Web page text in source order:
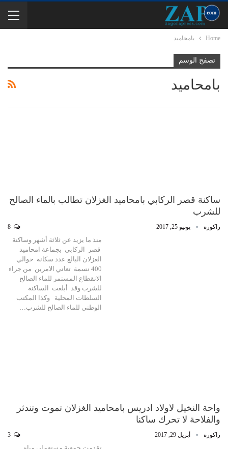
Home بامحاميد
تصفح الوسم
بامحاميد
ساكنة قصر الركابي بامحاميد الغزلان تطالب بالماء الصالح
للشرب
زاكورة يونيو 25, 2017
منذ ما يزيد عن ثلاثة أشهر وساكنة
قصر الركابي بجماعة امحاميد
الغزلان البالغ عدد سكانه حوالي
400 نسمة تعاني الامرين من جراء
الانقطاع المستمر للماء الصالح
للشرب وقد أبلغت الساكنة
السلطات المحلية وكذا المكتب
الوطني للماء الصالح للشرب…
واحة النخيل لاولاد ادريس بامحاميد الغزلان تموت وتندثر
والفلاحة لا تحرك ساكنا
زاكورة أبريل 29, 2017